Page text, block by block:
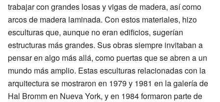
trabajar con grandes losas y vigas de madera, así como
arcos de madera laminada. Con estos materiales, hizo
esculturas que, aunque no eran edificios, sugerían
estructuras más grandes. Sus obras siempre invitaban a
pensar en algo más allá, como puertas que se abren a un
mundo más amplio. Estas esculturas relacionadas con la
arquitectura se mostraron en 1979 y 1981 en la galería de
Hal Bromm en Nueva York, y en 1984 formaron parte de